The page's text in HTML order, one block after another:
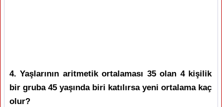
4. Yaşlarının aritmetik ortalaması 35 olan 4 kişilik
bir gruba 45 yaşında biri katılırsa yeni ortalama kaç
olur?